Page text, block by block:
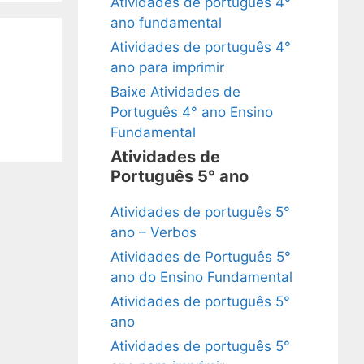
ano fundamental
Atividades de português 4°
ano para imprimir
Baixe Atividades de
Português 4° ano Ensino
Fundamental
Atividades de
Português 5° ano
Atividades de português 5°
ano – Verbos
Atividades de Português 5°
ano do Ensino Fundamental
Atividades de português 5°
ano
Atividades de português 5°